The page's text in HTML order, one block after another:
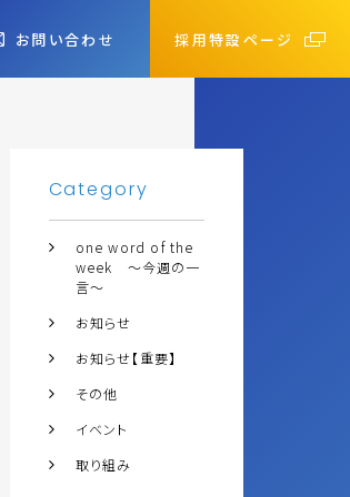
お問い合わせ 採用特設ページ
Category
one word of the
week ～今週の一
言～
お知らせ
お知らせ【重要】
その他
イベント
取り組み